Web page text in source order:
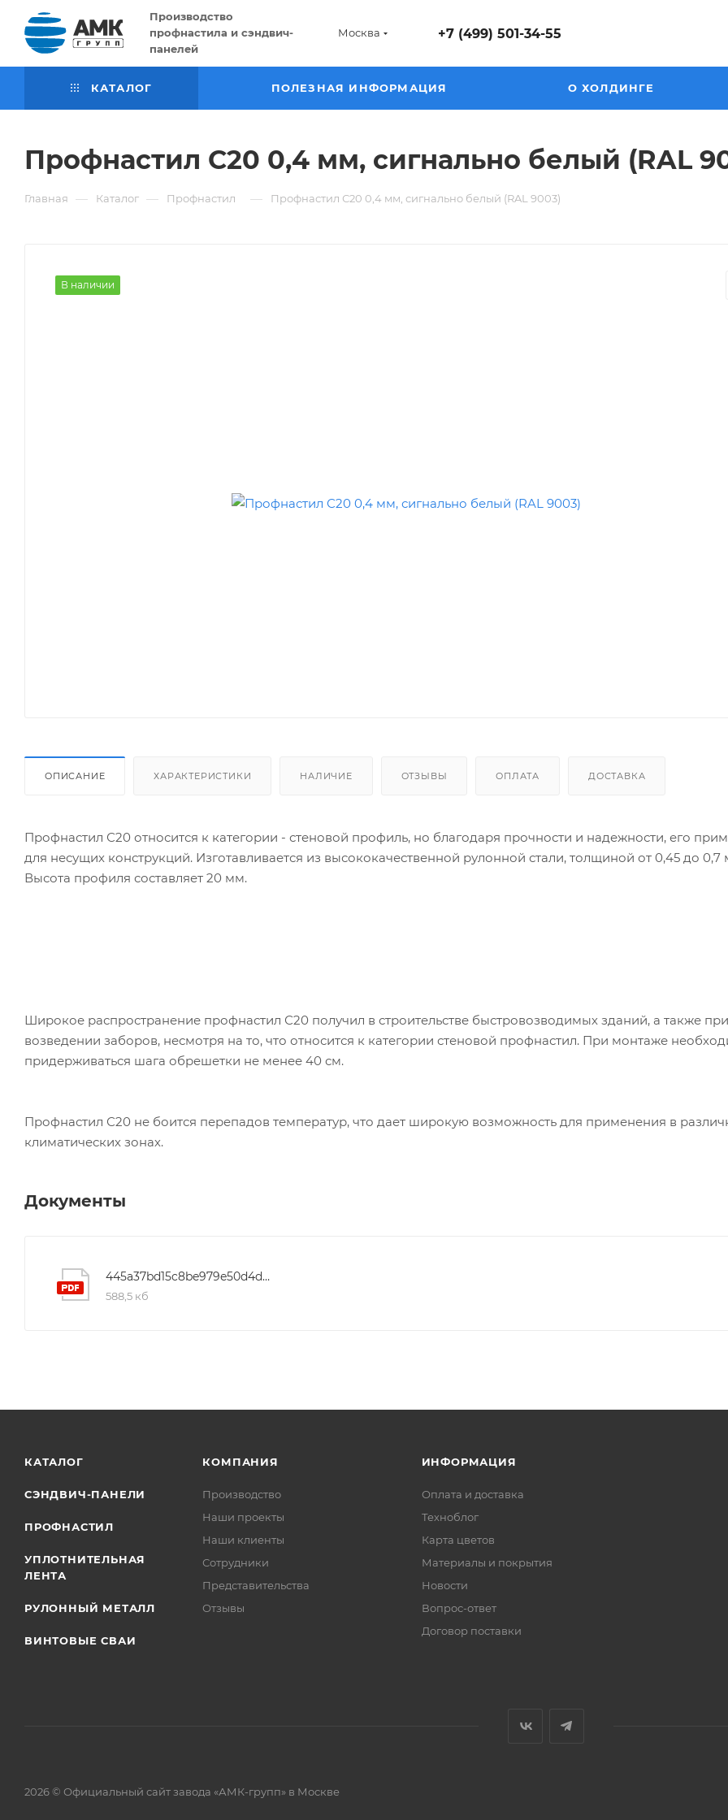
Производство
профнастила и сэндвич-
панелей
Москва +7 (499) 501-34-55
КАТАЛОГ ПОЛЕЗНАЯ ИНФОРМАЦИЯ О ХОЛДИНГЕ
Профнастил С20 0,4 мм, сигнально белый (RAL
Главная — Каталог — Профнастил — Профнастил С20 0,4 мм, сигнально белый (RAL 9003)
В наличии
ОПИСАНИЕ ХАРАКТЕРИСТИКИ НАЛИЧИЕ ОТЗЫВЫ ОПЛАТА ДОСТАВКА
Профнастил С20 относится к категории - стеновой профиль, но благодаря прочности и надежности, его
для несущих конструкций. Изготавливается из высококачественной рулонной стали, толщиной от 0,45 до 0,7
Высота профиля составляет 20 мм.
Широкое распространение профнастил С20 получил в строительстве быстровозводимых зданий, а также при
возведении заборов, несмотря на то, что относится к категории стеновой профнастил. При монтаже
придерживаться шага обрешетки не менее 40 см.
Профнастил С20 не боится перепадов температур, что дает широкую возможность для применения в
климатических зонах.
Документы
445a37bd15c8be979e50d4d8793f49ed
588,5 кб
КАТАЛОГ
СЭНДВИЧ-ПАНЕЛИ
ПРОФНАСТИЛ
УПЛОТНИТЕЛЬНАЯ
ЛЕНТА
РУЛОННЫЙ МЕТАЛЛ
ВИНТОВЫЕ СВАИ
КОМПАНИЯ
Производство
Наши проекты
Наши клиенты
Сотрудники
Представительства
Отзывы
ИНФОРМАЦИЯ
Оплата и доставка
Техноблог
Карта цветов
Материалы и покрытия
Новости
Вопрос-ответ
Договор поставки
2026 © Официальный сайт завода «АМК-групп» в Москве